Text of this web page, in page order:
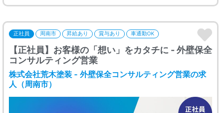
正社員 周南市 昇給あり 賞与あり 車通勤OK
【正社員】お客様の「想い」をカタチに - 外壁保全
コンサルティング営業
株式会社荒木塗装 - 外壁保全コンサルティング営業の求
人（周南市）